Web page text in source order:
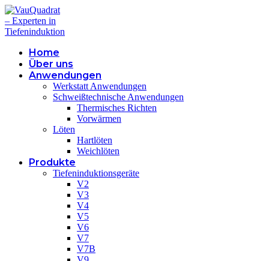
Home
Über uns
Anwendungen
Werkstatt Anwendungen
Schweißtechnische Anwendungen
Thermisches Richten
Vorwärmen
Löten
Hartlöten
Weichlöten
Produkte
Tiefeninduktionsgeräte
V2
V3
V4
V5
V6
V7
V7B